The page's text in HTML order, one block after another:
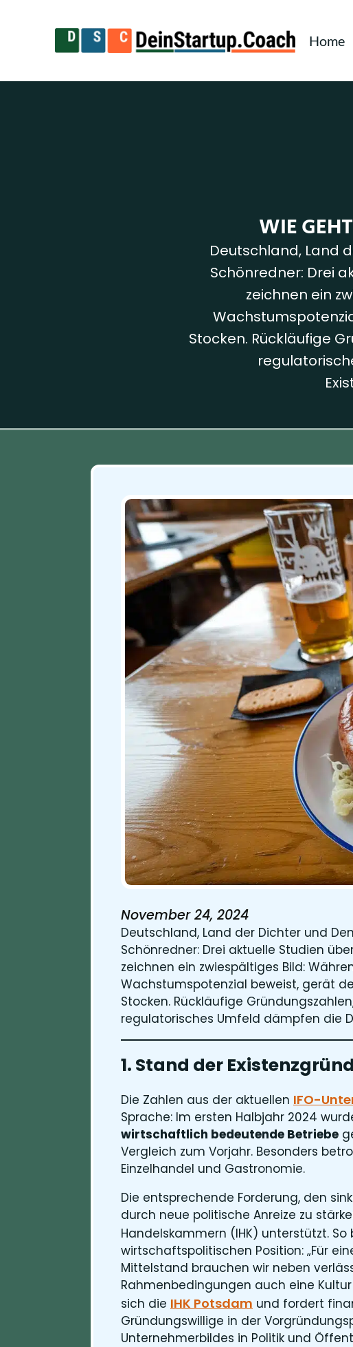
Home
WIE
Deutschland, Land
Schönredner: Drei
zeichnen ein
Stocken. Rückläufige
November 24, 2024
Deutschland, Land der Dichter und
Schönredner: Drei aktuelle Studien
zeichnen ein zwiespältiges Bild:
Wachstumspotenzial beweist, gerät
Stocken. Rückläufige
regulatorisches Umfeld dämpfen die
1. Stand der
Die Zahlen aus der aktuellen IFO-
Sprache: Im ersten Halbjahr 2024
wirtschaftlich bedeutende Betriebe
Vergleich zum Vorjahr​. Besonders
Einzelhandel und Gastronomie.
Die entsprechende Forderung, den
durch neue politische Anreize zu
Handelskammern (IHK) unterstützt.
wirtschaftspolitischen Position: „Für
Mittelstand brauchen wir neben
Rahmenbedingungen auch eine
sich die IHK Potsdam und fordert
Gründungswillige in der
Unternehmerbildes in Politik und